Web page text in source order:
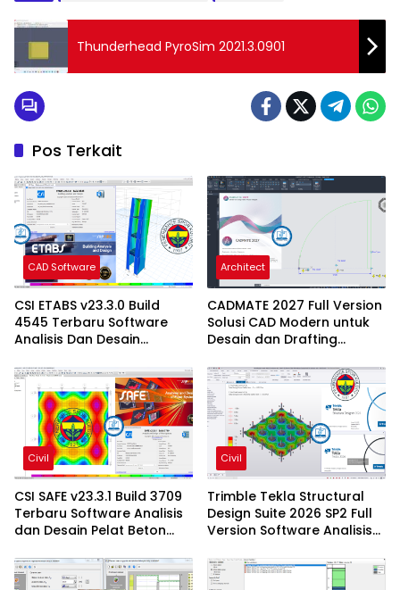
Thunderhead PyroSim 2021.3.0901
Pos Terkait
CAD Software
CSI ETABS v23.3.0 Build
4545 Terbaru Software
Analisis Dan Desain
Profesional
Architect
CADMATE 2027 Full Version
Solusi CAD Modern untuk
Desain dan Drafting
Civil
CSI SAFE v23.3.1 Build 3709
Terbaru Software Analisis
dan Desain Pelat Beton
Civil
Trimble Tekla Structural
Design Suite 2026 SP2 Full
Version Software Analisis